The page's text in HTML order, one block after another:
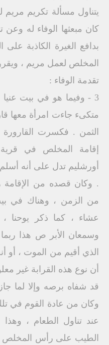
يتناول مسألة تكريم مريم
كان مبعثها الوفاء له وعن
بدافع الغيرة الكاذبة
المخلص لعمل مريم ،
تقدمة الوفاء :
3 - وفيما هو في بيت
متكىء جاءت امرأة معها
إقامة المخلص في
أورشليم تدل على أنه أسلم
. وكان قصده من الإقامة
من الزمن ، وهناك في
عشاء ، كما ذكر يوحنا ،
وسمعان الأبر ص هذا ربما
الذي أقيم من الموت ، أو
أن نوع هذه القرابة غير
قد شفاه برصه وإلا لما
وكان من عادة القوم في
عند تناول الطعام ،
الطيب على رأس المخلص